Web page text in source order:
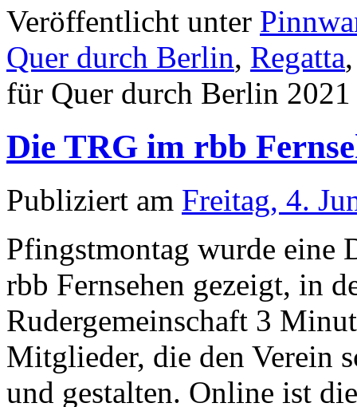
Veröffentlicht unter
Quer durch Berlin, Regatta
für Quer durch Berlin 2021
Die TRG im rbb
Publiziert am Freitag, 4.
Pfingstmontag wurde eine
rbb Fernsehen gezeigt, in
Rudergemeinschaft 3
Mitglieder, die den Verein
und gestalten. Online ist